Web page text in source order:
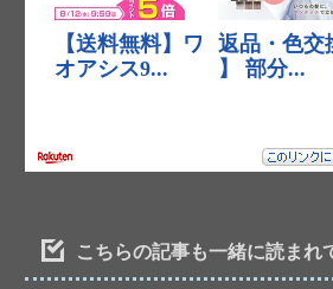
こちらの記事も一緒に読まれ